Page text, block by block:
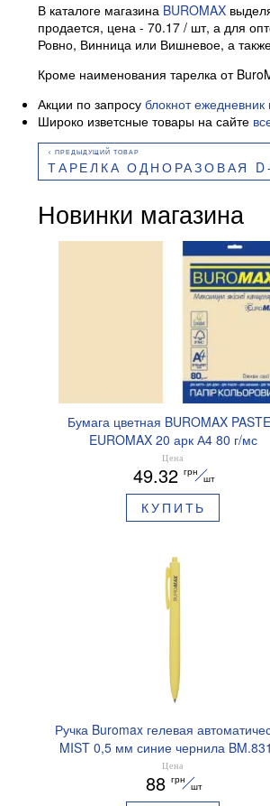
В каталоге магазина BUROMAX
продается, цена - 70.17 / шт, а для
Ровно, Винница или Вишневое, а
Кроме наименования тарелка от
Акции по запросу блокнот ежедневник
Широко изветсные товары на сайте
ТАРЕЛКА ОДНОРАЗОВАЯ D-205 ММ
Новинки магазина
Бумага цветная BUROMAX
EUROMAX 20 арк А4 80 г/мс
BM.2721220E-08
Цена
49.32 грн
шт
КУПИТЬ
Ручка Buromax гелевая
MIST 0,5 мм синие чернила
Цена
88 грн
шт